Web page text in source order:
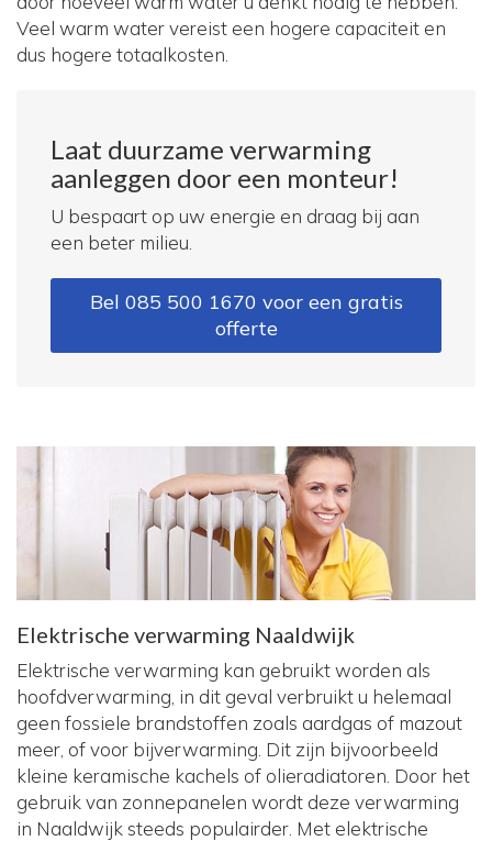
Veel warm water vereist een hogere capaciteit en
dus hogere totaalkosten.
Laat duurzame verwarming
aanleggen door een monteur!
U bespaart op uw energie en draag bij aan
een beter milieu.
Bel 085 500 1670 voor een gratis
offerte
Elektrische verwarming Naaldwijk
Elektrische verwarming kan gebruikt worden als
hoofdverwarming, in dit geval verbruikt u helemaal
geen fossiele brandstoffen zoals aardgas of mazout
meer, of voor bijverwarming. Dit zijn bijvoorbeeld
kleine keramische kachels of olieradiatoren. Door het
gebruik van zonnepanelen wordt deze verwarming
in Naaldwijk steeds populairder. Met elektrische